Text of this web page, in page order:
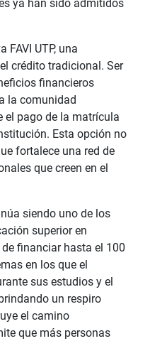
ya han sido admitidos
FAVI UTP, una
crédito tradicional. Ser
financieros
la comunidad
el pago de la matrícula
Esta opción no
fortalece una red de
que creen en el
siendo uno de los
superior en
financiar hasta el 100
en los que el
sus estudios y el
un respiro
el camino
que más personas